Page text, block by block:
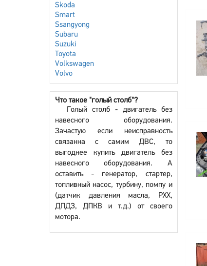
Skoda
Smart
Ssangyong
Subaru
Suzuki
Toyota
Volkswagen
Volvo
Что такое "голый столб"?
Голый столб - двигатель без
навесного оборудования.
Зачастую если неисправность
связанна с самим ДВС, то
выгоднее купить двигатель без
навесного оборудования. А
оставить - генератор, стартер,
топливный насос, турбину, помпу и
(датчик давления масла, РХХ,
ДПДЗ, ДПКВ и т.д.) от своего
мотора.